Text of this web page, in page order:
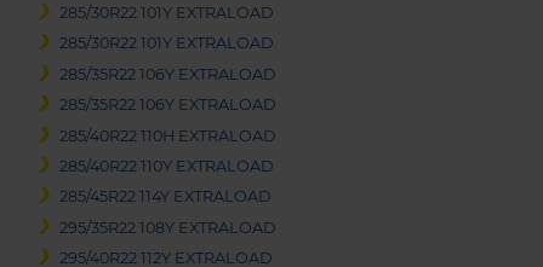
285/30R22 101Y EXTRALOAD
285/30R22 101Y EXTRALOAD
285/35R22 106Y EXTRALOAD
285/35R22 106Y EXTRALOAD
285/40R22 110H EXTRALOAD
285/40R22 110Y EXTRALOAD
285/45R22 114Y EXTRALOAD
295/35R22 108Y EXTRALOAD
295/40R22 112Y EXTRALOAD